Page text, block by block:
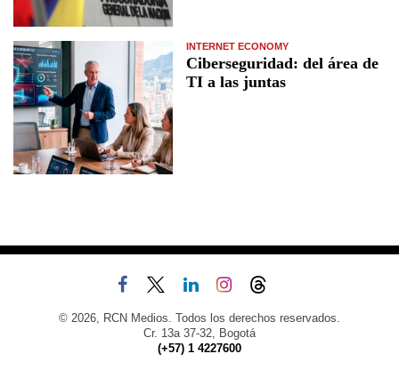
INTERNET ECONOMY
Ciberseguridad: del área de
TI a las juntas
© 2026, RCN Medios. Todos los derechos reservados.
Cr. 13a 37-32, Bogotá
(+57) 1 4227600